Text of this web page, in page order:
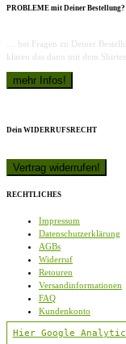
PROBLEME mit Deiner
… bei Fragen zu Deiner
klären das dann mit dem
Dein WIDERRUFSRECHT
RECHTLICHES
Impressum
Datenschutzerklärung
AGBs
Widerruf
Retouren
Versandinformationen
FAQ
Kundenkonto
Hier Google